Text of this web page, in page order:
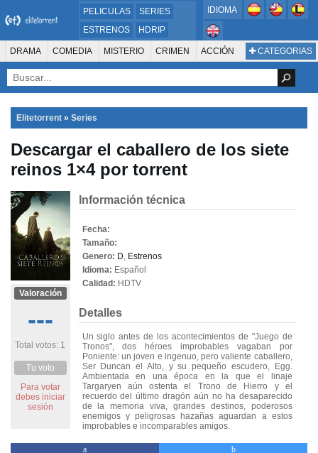
PELICULAS
SERIES
ESTRENOS
HDRIP
MICROHD
720P
DVDRIP
IDIOMA
CATEGORIAS
DRAMA COMEDIA MISTERIO CRIMEN ACCIÓN
SUSPENSO AVENTURA
ANIMACIÓN ROMANCE TERROR CIENCIA FICCIÓN FANTASÍA
FAMILIA DOCUS Y TV
PELÍCULA DE LA TELEVISIÓN FOREIGN KIDS REALITY ANIMACION
Elitetorrent » Series
Descargar el caballero de los siete
reinos 1×4 por torrent
Valoración
---
Total votos: 1
Tu voto
Para votar
debes iniciar
sesión
Información técnica
Fecha:
Tamaño:
Genero: D, Estrenos
Idioma: Español
Calidad: HDTV
Detalles
Un siglo antes de los acontecimientos de "Juego de
Tronos", dos héroes improbables vagaban por
Poniente: un joven e ingenuo, pero valiente caballero,
Ser Duncan el Alto, y su pequeño escudero, Egg.
Ambientada en una época en la que el linaje
Targaryen aún ostenta el Trono de Hierro y el
recuerdo del último dragón aún no ha desaparecido
de la memoria viva, grandes destinos, poderosos
enemigos y peligrosas hazañas aguardan a estos
improbables e incomparables amigos.